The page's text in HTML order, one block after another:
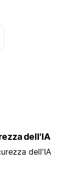
dell'IA
dell'IA